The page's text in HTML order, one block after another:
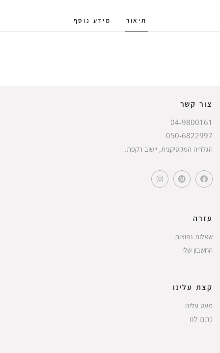
תיאור מידע נוסף
צור קשר
04-9800161
050-6822997
הגלריה המקסיקנית, יישוב רקפת.
עזרה
שאלות נפוצות
החשבון שלי
קצת עלינו
מעט עלינו
כתבו לנו